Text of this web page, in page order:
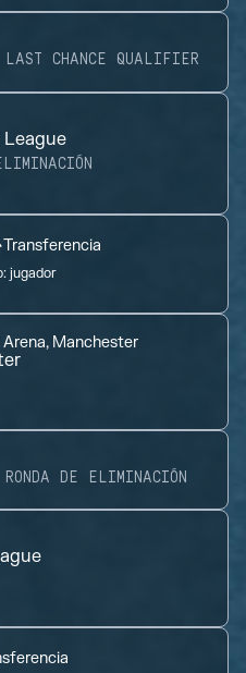
LAST CHANCE QUALIFIER
Transferencia
jugador
Arena, Manchester
RONDA DE ELIMINACIÓN